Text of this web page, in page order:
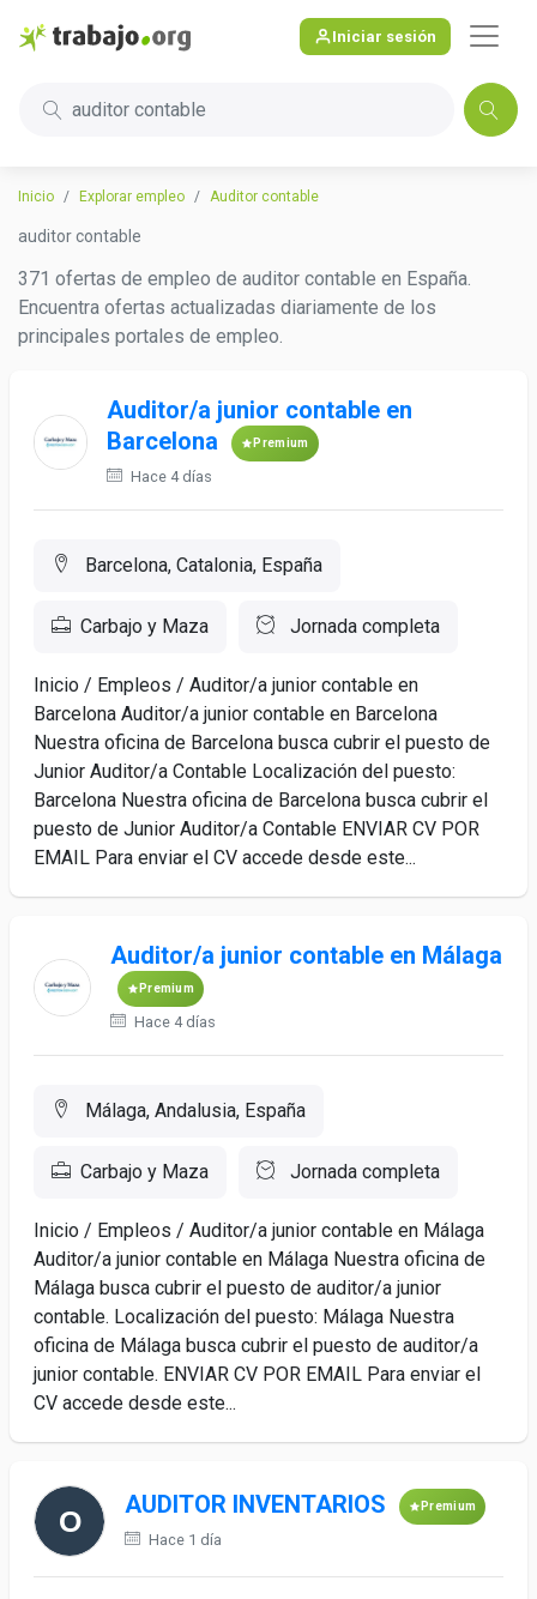
Iniciar sesión
auditor contable
Inicio Explorar empleo Auditor contable
auditor contable
371 ofertas de empleo de auditor contable en España.
Encuentra ofertas actualizadas diariamente de los
principales portales de empleo.
Auditor/a junior contable en
Barcelona
Premium
Hace 4 días
Barcelona, Catalonia, España
Carbajo y Maza Jornada completa
Inicio / Empleos / Auditor/a junior contable en
Barcelona Auditor/a junior contable en Barcelona
Nuestra oficina de Barcelona busca cubrir el puesto de
Junior Auditor/a Contable Localización del puesto:
Barcelona Nuestra oficina de Barcelona busca cubrir el
puesto de Junior Auditor/a Contable ENVIAR CV POR
EMAIL Para enviar el CV accede desde este...
Auditor/a junior contable en Málaga
Premium
Hace 4 días
Málaga, Andalusia, España
Carbajo y Maza Jornada completa
Inicio / Empleos / Auditor/a junior contable en Málaga
Auditor/a junior contable en Málaga Nuestra oficina de
Málaga busca cubrir el puesto de auditor/a junior
contable. Localización del puesto: Málaga Nuestra
oficina de Málaga busca cubrir el puesto de auditor/a
junior contable. ENVIAR CV POR EMAIL Para enviar el
CV accede desde este...
AUDITOR INVENTARIOS Premium
Hace 1 día